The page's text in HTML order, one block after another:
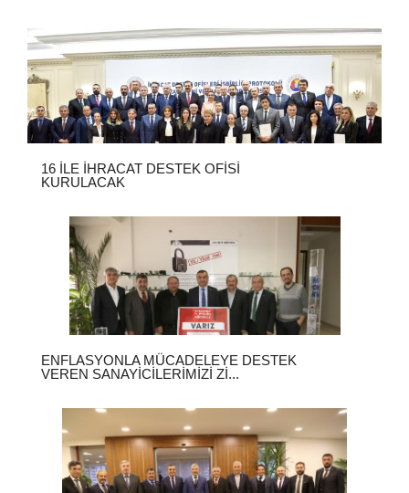
16 İLE İHRACAT DESTEK OFISI
KURULACAK
ENFLASYONLA MÜCADELEYE DESTEK
VEREN SANAYICILERIMIZI ZI...